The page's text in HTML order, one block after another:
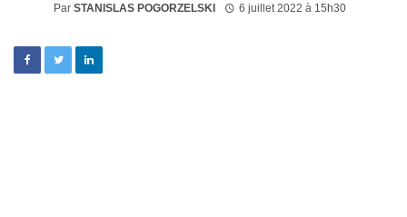
Par STANISLAS POGORZELSKI 6 juillet 2022 à 15h30